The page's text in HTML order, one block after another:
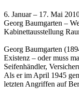
6. Januar – 17. Mai
Georg Baumgarten –
Kabinettausstellung
Georg Baumgarten
Existenz – oder muss
Seifenhändler,
Als er im April 1945
letzten Angriffen auf